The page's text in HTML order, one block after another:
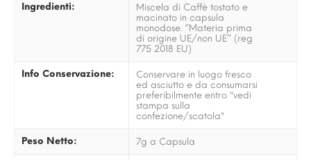
Ingredienti:
Miscela di Caffè tostato e
macinato in capsula
monodose. ‘’Materia prima
di origine UE/non UE’’ (reg
775 2018 EU)
Info Conservazione:
Conservare in luogo fresco
ed asciutto e da consumarsi
preferibilmente entro "vedi
stampa sulla
confezione/scatola"
Peso Netto: 7g a Capsula